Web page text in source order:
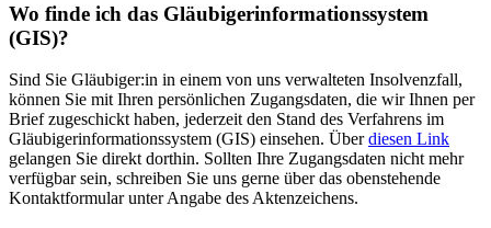
Wo finde ich das Gläubigerinformationssystem
(GIS)?
Sind Sie Gläubiger:in in einem von uns verwalteten Insolvenzfall,
können Sie mit Ihren persönlichen Zugangsdaten, die wir Ihnen per
Brief zugeschickt haben, jederzeit den Stand des Verfahrens im
Gläubigerinformationssystem (GIS) einsehen. Überdiesen Link
gelangen Sie direkt dorthin. Sollten Ihre Zugangsdaten nicht mehr
verfügbar sein, schreiben Sie uns gerne über das obenstehende
Kontaktformular unter Angabe des Aktenzeichens.